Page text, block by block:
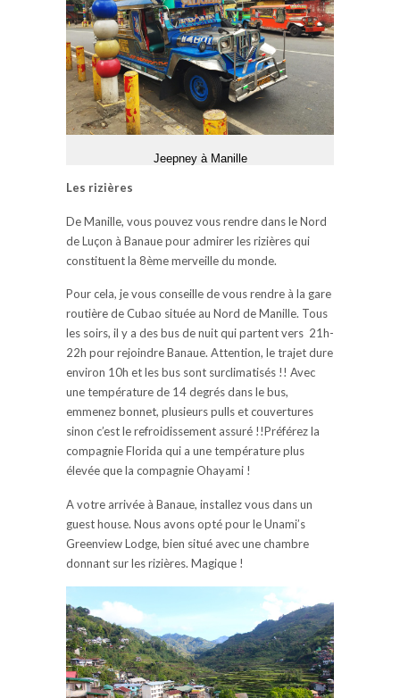
Jeepney à Manille
Les rizières
De Manille, vous pouvez vous rendre dans le Nord
de Luçon à Banaue pour admirer les rizières qui
constituent la 8ème merveille du monde.
Pour cela, je vous conseille de vous rendre à la gare
routière de Cubao située au Nord de Manille. Tous
les soirs, il y a des bus de nuit qui partent vers 21h-
22h pour rejoindre Banaue. Attention, le trajet dure
environ 10h et les bus sont surclimatisés !! Avec
une température de 14 degrés dans le bus,
emmenez bonnet, plusieurs pulls et couvertures
sinon c’est le refroidissement assuré !!Préférez la
compagnie Florida qui a une température plus
élevée que la compagnie Ohayami !
A votre arrivée à Banaue, installez vous dans un
guest house. Nous avons opté pour le Unami’s
Greenview Lodge, bien situé avec une chambre
donnant sur les rizières. Magique !